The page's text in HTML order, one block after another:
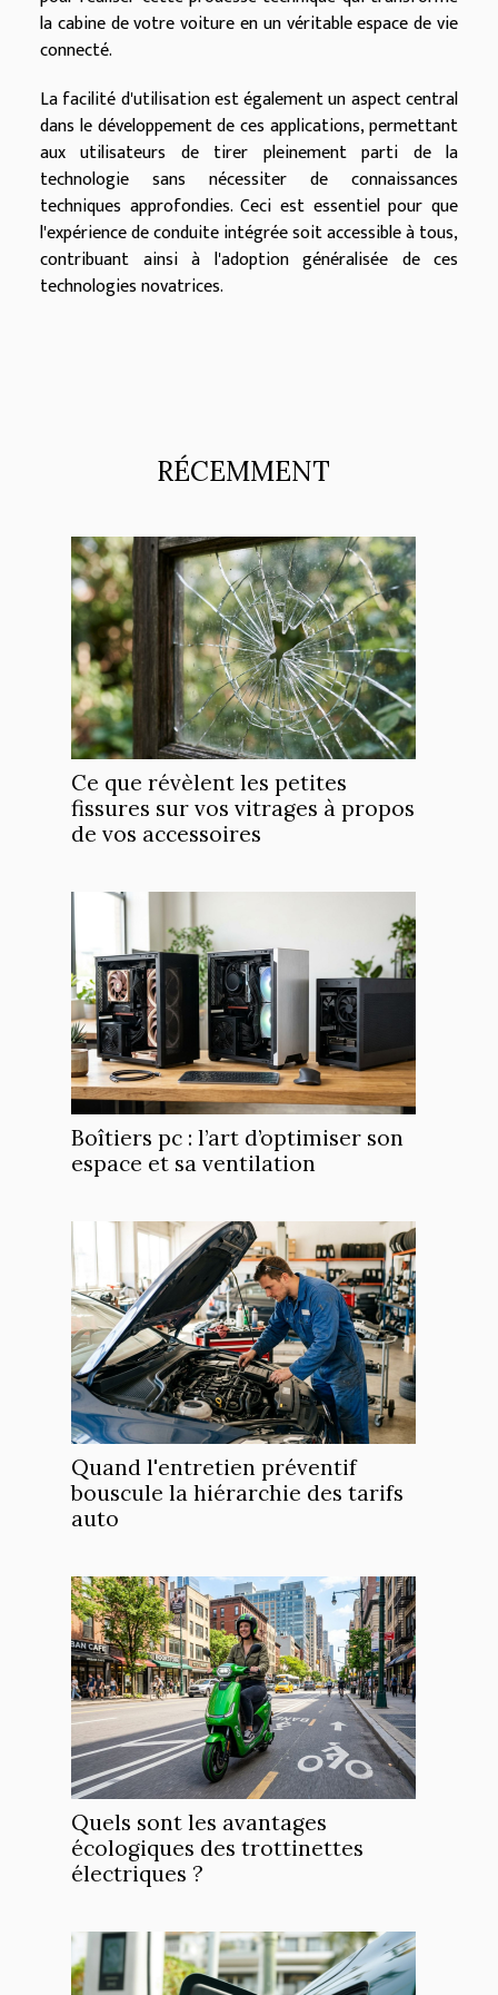
la cabine de votre voiture en un véritable espace de vie
connecté.
La facilité d'utilisation est également un aspect central
dans le développement de ces applications, permettant
aux utilisateurs de tirer pleinement parti de la
technologie sans nécessiter de connaissances
techniques approfondies. Ceci est essentiel pour que
l'expérience de conduite intégrée soit accessible à tous,
contribuant ainsi à l'adoption généralisée de ces
technologies novatrices.
RÉCEMMENT
Ce que révèlent les petites
fissures sur vos vitrages à propos
de vos accessoires
Boîtiers pc : l’art d’optimiser son
espace et sa ventilation
Quand l'entretien préventif
bouscule la hiérarchie des tarifs
auto
Quels sont les avantages
écologiques des trottinettes
électriques ?